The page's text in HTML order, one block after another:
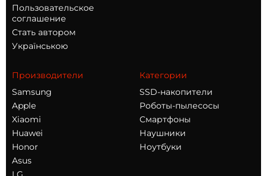
Пользовательское
соглашение
Стать автором
Українською
Производители
Samsung
Apple
Xiaomi
Huawei
Honor
Asus
Категории
SSD-накопители
Роботы-пылесосы
Смартфоны
Наушники
Ноутбуки